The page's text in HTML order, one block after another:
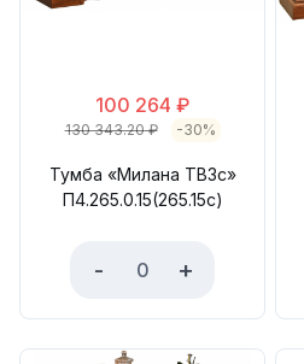
100 264 ₽
130 343.20₽ -30%
Тумба «Милана ТВ3с»
П4.265.0.15(265.15с)
- +